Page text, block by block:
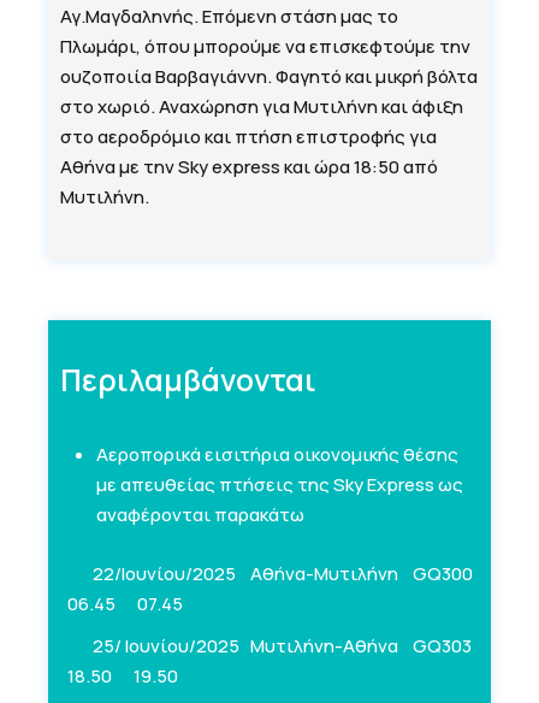
Αγ.Μαγδαληνής. Επόμενη στάση μας το
Πλωμάρι, όπου μπορούμε να επισκεφτούμε την
ουζοποιία Βαρβαγιάννη. Φαγητό και μικρή βόλτα
στο χωριό. Αναχώρηση για Μυτιλήνη και άφιξη
στο αεροδρόμιο και πτήση επιστροφής για
Αθήνα με την Sky express και ώρα 18:50 από
Μυτιλήνη.
Περιλαμβάνονται
Αεροπορικά εισιτήρια οικονομικής θέσης
με απευθείας πτήσεις της Sky Express ως
αναφέρονται παρακάτω
22/Ιουνίου/2025 Αθήνα-Μυτιλήνη GQ300
06.45 07.45
25/ Ιουνίου/2025 Μυτιλήνη-Αθήνα GQ303
18.50 19.50